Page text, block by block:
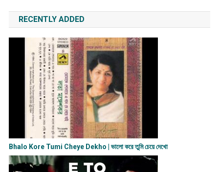
RECENTLY ADDED
Bhalo Kore Tumi Cheye Dekho | ভালো করে তুমি চেয়ে দেখো